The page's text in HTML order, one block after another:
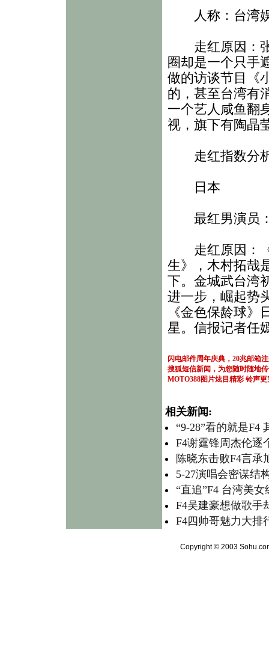
人称：台湾
走红原因：张
圈却是一个只手
做的访谈节目《
的，甚至台湾有
一个艺人咸鱼翻
视，旗下有陶晶
走红指数分析
日本
最红男演员：
走红原因：《
生》，木村拓哉
下。金城武台湾
进一步，崛起势
《金色保龄球
星。信报记者任
闪电邮件周年庆典，20兆邮箱
搜狐短信新闻，为您随时随地
MOTO388图片炫目精彩 铃声更
相关新闻:
“9-28”看的就是F4
F4谢霆锋周杰伦
陈晓东击败F4言
5-27演唱会密谋结
“直追”F4 台湾美
F4吴建豪想做歌手
F4四帅哥魅力大排
Copyright © 2003